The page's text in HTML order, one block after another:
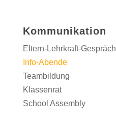
Kommunikation
Eltern-Lehrkraft-Gespräch
Info-Abende
Teambildung
Klassenrat
School Assembly